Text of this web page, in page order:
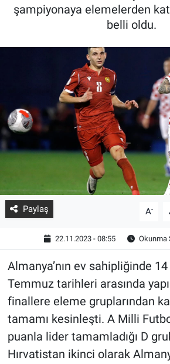
şampiyonaya elemelerden
belli oldu.
Paylaş A-
22.11.2023 - 08:55 Okunma
Almanya’nın ev sahipliğinde
Temmuz tarihleri arasında
finallere eleme gruplarından
tamamı kesinleşti. A Milli Futbol
puanla lider tamamladığı D
Hırvatistan ikinci olarak